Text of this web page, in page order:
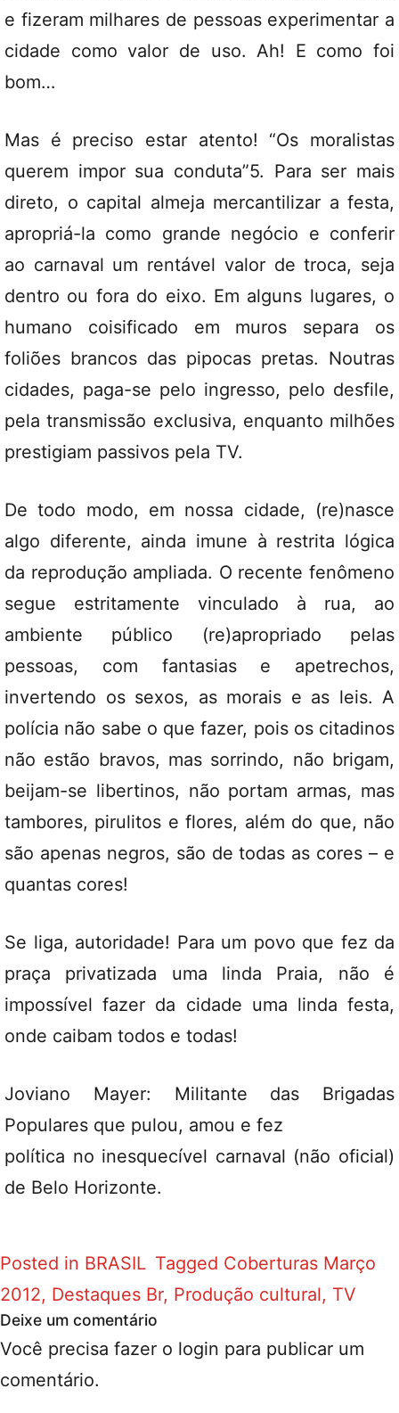
e fizeram milhares de pessoas experimentar a
cidade como valor de uso. Ah! E como foi
bom…
Mas é preciso estar atento! “Os moralistas
querem impor sua conduta”5. Para ser mais
direto, o capital almeja mercantilizar a festa,
apropriá-la como grande negócio e conferir
ao carnaval um rentável valor de troca, seja
dentro ou fora do eixo. Em alguns lugares, o
humano coisificado em muros separa os
foliões brancos das pipocas pretas. Noutras
cidades, paga-se pelo ingresso, pelo desfile,
pela transmissão exclusiva, enquanto milhões
prestigiam passivos pela TV.
De todo modo, em nossa cidade, (re)nasce
algo diferente, ainda imune à restrita lógica
da reprodução ampliada. O recente fenômeno
segue estritamente vinculado à rua, ao
ambiente público (re)apropriado pelas
pessoas, com fantasias e apetrechos,
invertendo os sexos, as morais e as leis. A
polícia não sabe o que fazer, pois os citadinos
não estão bravos, mas sorrindo, não brigam,
beijam-se libertinos, não portam armas, mas
tambores, pirulitos e flores, além do que, não
são apenas negros, são de todas as cores – e
quantas cores!
Se liga, autoridade! Para um povo que fez da
praça privatizada uma linda Praia, não é
impossível fazer da cidade uma linda festa,
onde caibam todos e todas!
Joviano Mayer: Militante das Brigadas
Populares que pulou, amou e fez
política no inesquecível carnaval (não oficial)
de Belo Horizonte.
Posted in BRASIL Tagged Coberturas Março
2012, Destaques Br, Produção cultural, TV
Deixe um comentário
Você precisa fazer o login para publicar um
comentário.